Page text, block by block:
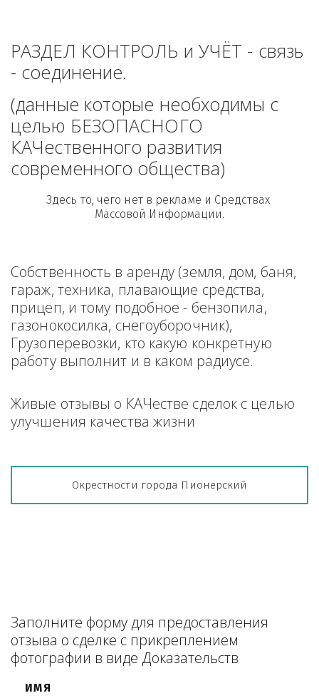
РАЗДЕЛ КОНТРОЛЬ и УЧЁТ - связь
- соединение.
(данные которые необходимы с
целью БЕЗОПАСНОГО
КАЧественного развития
современного общества)
Здесь то, чего нет в рекламе и Средствах
Массовой Информации.
Собственность в аренду (земля, дом, баня,
гараж, техника, плавающие средства,
прицеп, и тому подобное - бензопила,
газонокосилка, снегоуборочник),
Грузоперевозки, кто какую конкретную
работу выполнит и в каком радиусе.
Живые отзывы о КАЧестве сделок с целью
улучшения качества жизни
Окрестности города Пионерский
Заполните форму для предоставления
отзыва о сделке с прикреплением
фотографии в виде Доказательств
ИМЯ